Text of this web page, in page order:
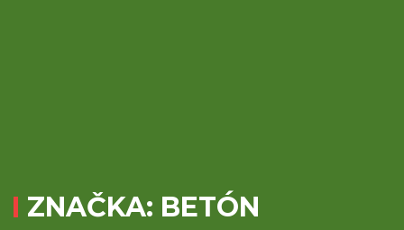
ZNAČKA: BETÓN